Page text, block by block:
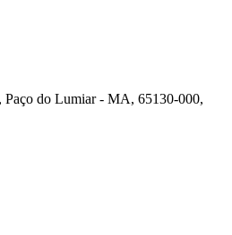
Paço do Lumiar - MA, 65130-000,